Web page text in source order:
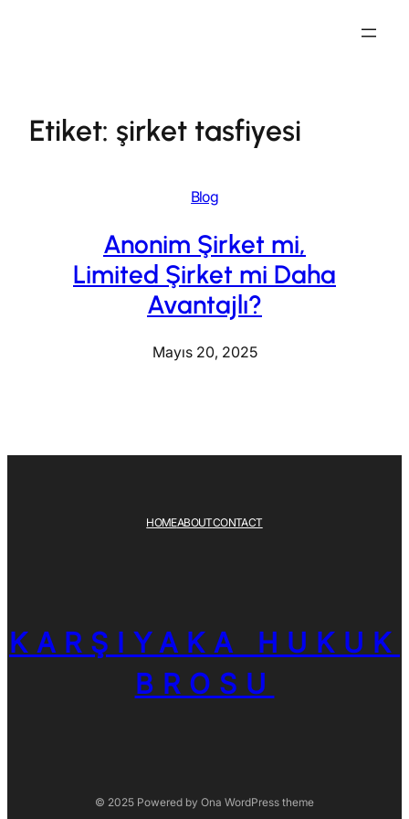
Etiket: şirket tasfiyesi
Blog
Anonim Şirket mi,
Limited Şirket mi Daha
Avantajlı?
Mayıs 20, 2025
HOMEABOUTCONTACT
KARŞIYAKA HUKUK
BROSU
© 2025 Powered by Ona WordPress theme